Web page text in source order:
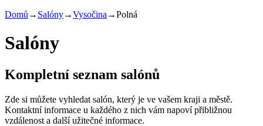
Domů → Salóny→Vysočina →Polná
Salóny
Kompletní seznam salónů
Zde si můžete vyhledat salón, který je ve vašem kraji a městě.
Kontaktní informace u každého z nich vám napoví přibližnou
vzdálenost a další užitečné informace.